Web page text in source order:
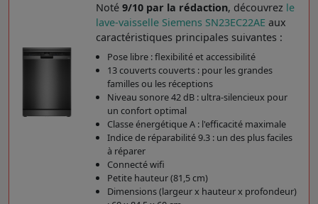
Noté 9/10 par la rédaction, découvrez le
lave-vaisselle Siemens SN23EC22AE aux
caractéristiques principales suivantes :
Pose libre : flexibilité et accessibilité
13 couverts couverts : pour les grandes
familles ou les réceptions
Niveau sonore 42 dB : ultra-silencieux pour
un confort optimal
Classe énergétique A : l'efficacité maximale
Indice de réparabilité 9.3 : un des plus faciles
à réparer
Connecté wifi
Petite hauteur (81,5 cm)
Dimensions (largeur x hauteur x profondeur)